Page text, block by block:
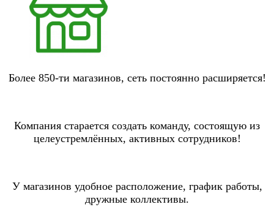
Более 850-ти магазинов, сеть постоянно расширяется!
Компания старается создать команду, состоящую из
целеустремлённых, активных сотрудников!
У магазинов удобное расположение, график работы,
дружные коллективы.